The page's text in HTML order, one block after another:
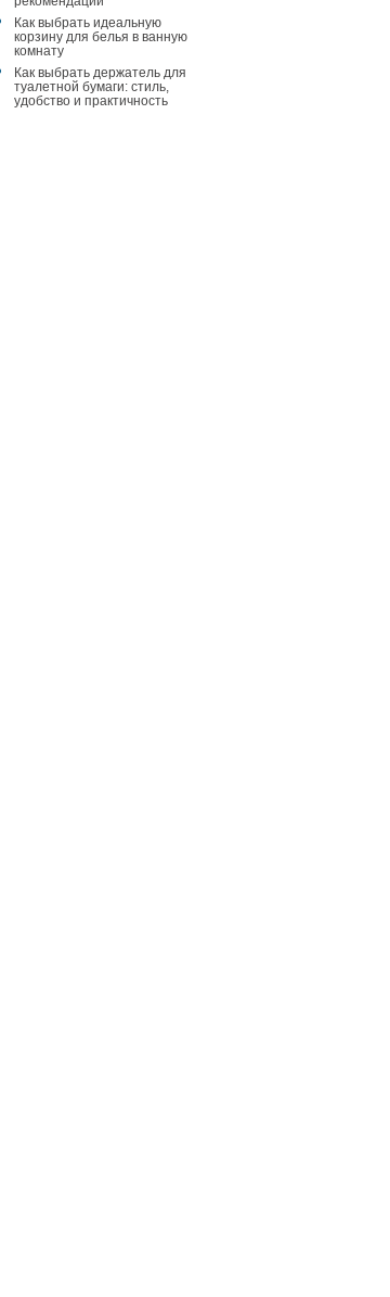
Как выбрать идеальную
корзину для белья в ванную
комнату
Как выбрать держатель для
туалетной бумаги: стиль,
удобство и практичность